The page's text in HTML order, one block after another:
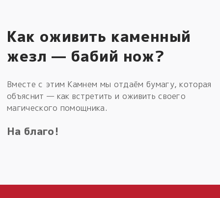
Как оживить каменный
жезл — бабий нож?
Вместе с этим Камнем мы отдаём бумагу, которая
объяснит — как встретить и оживить своего
магического помощника.
На благо!